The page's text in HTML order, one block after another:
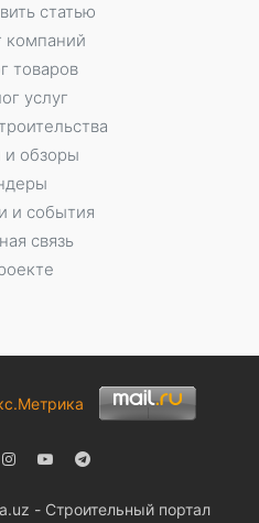
статью
компаний
товаров
услуг
и обзоры
и события
связь
- Строительный портал